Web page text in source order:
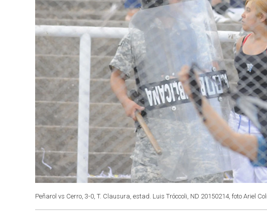
Peñarol vs Cerro, 3-0, T. Clausura, estad. Luis Tróccoli, ND 20150214, foto Ariel